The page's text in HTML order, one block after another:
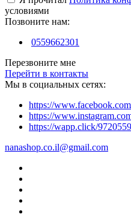
условиями
Позвоните нам:
0559662301
Перезвоните мне
Перейти в контакты
Мы в социальных сетях:
https://
https://
https://wapp.click/
nanashop.co.il@gmail.com